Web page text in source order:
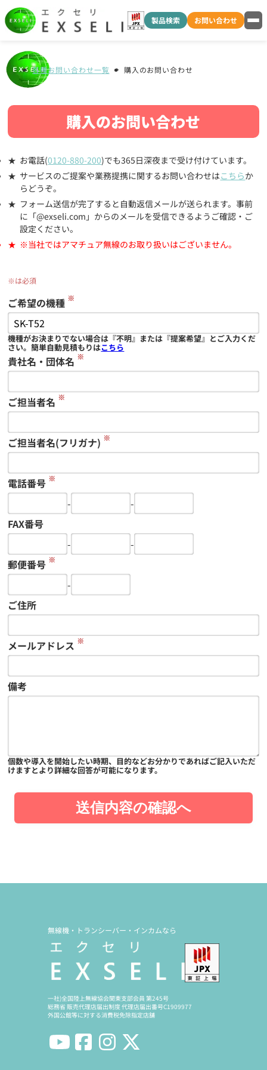
製品検索 お問い合わせ
各種お問い合わせ一覧 購入のお問い合わせ
購入のお問い合わせ
お電話(0120-880-200)でも365日深夜まで受け付けています。
サービスのご提案や業務提携に関するお問い合わせはこちらか
らどうぞ。
フォーム送信が完了すると自動返信メールが送られます。事前
に「@exseli.com」からのメールを受信できるようご確認・ご
設定ください。
※当社ではアマチュア無線のお取り扱いはございません。
※は必須
ご希望の機種 ※
機種がお決まりでない場合は『不明』または『提案希望』とご入力くだ
さい。簡単自動見積もりはこちら
貴社名・団体名 ※
ご担当者名 ※
ご担当者名(フリガナ) ※
電話番号 ※
-
-
FAX番号
-
-
郵便番号 ※
-
ご住所
メールアドレス ※
備考
個数や導入を開始したい時期、目的などお分かりであればご記入いただ
けますとより詳細な回答が可能になります。
送信内容の確認へ
無線機・トランシーバー・インカムなら
一社)全国陸上無線協会関東支部会員 第245号
総務省 販売代理店届出制度 代理店届出番号C1909977
外国公館等に対する消費税免除指定店舗